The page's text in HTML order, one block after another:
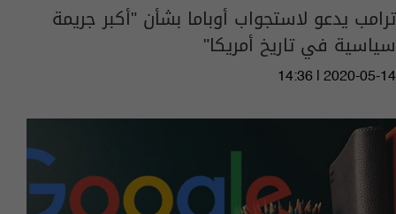
ترامب يدعو لاستجواب أوباما بشأن "أكبر جريمة
سياسية في تاريخ أمريكا"
14:36 | 2020-05-14